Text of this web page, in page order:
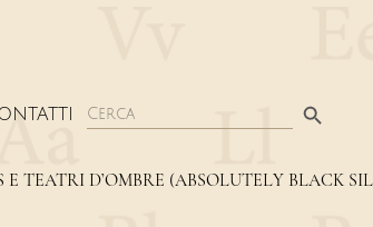
Search
for:
D’OMBRE (ABSOLUTELY BLACK